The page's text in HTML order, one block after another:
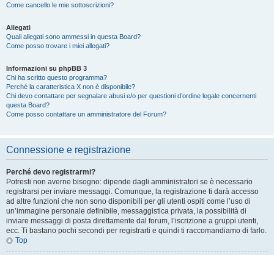
Come cancello le mie sottoscrizioni?
Allegati
Quali allegati sono ammessi in questa Board?
Come posso trovare i miei allegati?
Informazioni su phpBB 3
Chi ha scritto questo programma?
Perché la caratteristica X non è disponibile?
Chi devo contattare per segnalare abusi e/o per questioni d’ordine legale concernenti
questa Board?
Come posso contattare un amministratore del Forum?
Connessione e registrazione
Perché devo registrarmi?
Potresti non averne bisogno: dipende dagli amministratori se è necessario
registrarsi per inviare messaggi. Comunque, la registrazione ti darà accesso
ad altre funzioni che non sono disponibili per gli utenti ospiti come l’uso di
un’immagine personale definibile, messaggistica privata, la possibilità di
inviare messaggi di posta direttamente dal forum, l’iscrizione a gruppi utenti,
ecc. Ti bastano pochi secondi per registrarti e quindi ti raccomandiamo di farlo.
Top